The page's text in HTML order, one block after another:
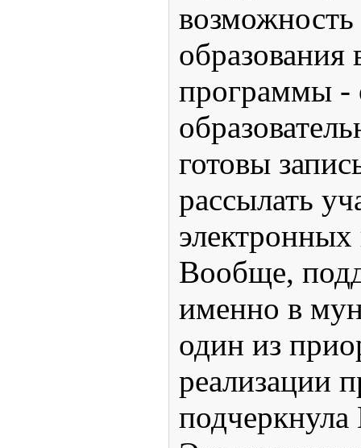
образования
программы -
готовы
рассылать
электронных
Вообще,
именно в
один из
реализации